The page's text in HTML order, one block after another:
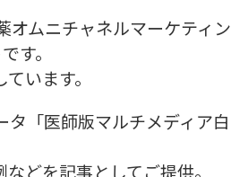
オムニチャネルマーケティン
す。
います。
「医師版マルチメディア白
どを記事としてご提供。